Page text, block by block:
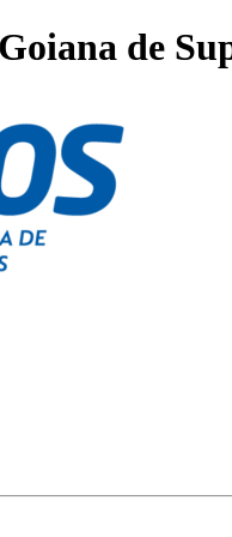
de